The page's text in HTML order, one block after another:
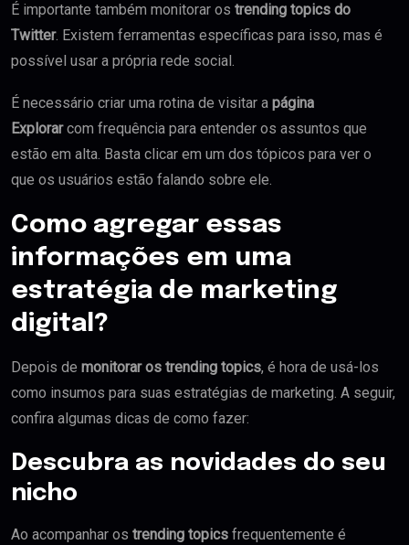
É importante também monitorar os trending topics do
Twitter. Existem ferramentas específicas para isso, mas é
possível usar a própria rede social.
É necessário criar uma rotina de visitar a página
Explorar com frequência para entender os assuntos que
estão em alta. Basta clicar em um dos tópicos para ver o
que os usuários estão falando sobre ele.
Como agregar essas
informações em uma
estratégia de marketing
digital?
Depois de monitorar os trending topics, é hora de usá-los
como insumos para suas estratégias de marketing. A seguir,
confira algumas dicas de como fazer:
Descubra as novidades do seu
nicho
Ao acompanhar os trending topics frequentemente é